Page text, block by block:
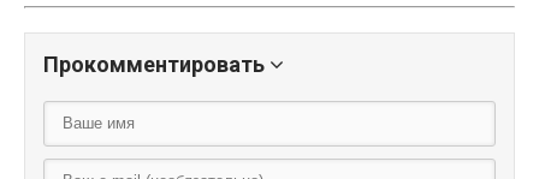
Прокомментировать